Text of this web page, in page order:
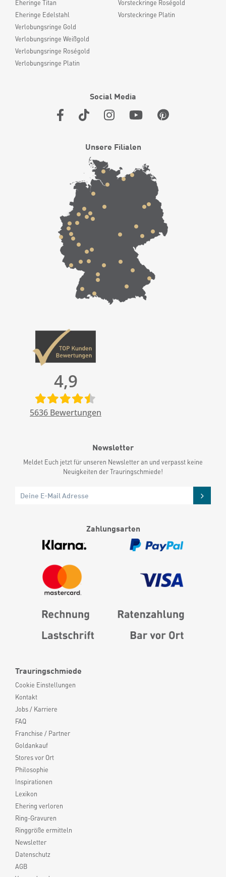
Eheringe Titan
Eheringe Edelstahl
Verlobungsringe Gold
Verlobungsringe Weißgold
Verlobungsringe Roségold
Verlobungsringe Platin
Vorsteckringe Roségold
Vorsteckringe Platin
Trauringschmiede
Cookie Einstellungen
Kontakt
Jobs / Karriere
FAQ
Franchise / Partner
Goldankauf
Stores vor Ort
Philosophie
Inspirationen
Lexikon
Ehering verloren
Ring-Gravuren
Ringgröße ermitteln
Newsletter
Datenschutz
AGB
Social Media
Unsere Filialen
4,9
5636 Bewertungen
Newsletter
Meldet Euch jetzt für unseren Newsletter an und verpasst keine
Neuigkeiten der Trauringschmiede!
Zahlungsarten